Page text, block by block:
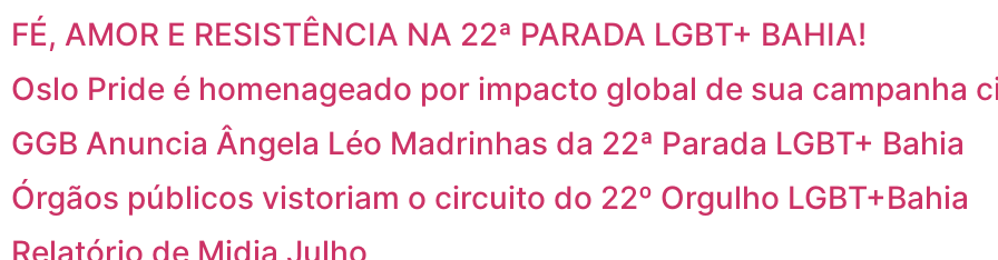
FÉ, AMOR E RESISTÊNCIA NA 22ª PARADA LGBT+ BAHIA!
Oslo Pride é homenageado por impacto global de sua campanha
GGB Anuncia Ângela Léo Madrinhas da 22ª Parada LGBT+ Bahia
Órgãos públicos vistoriam o circuito do 22º Orgulho LGBT+Bahia
Relatório de Midia Julho